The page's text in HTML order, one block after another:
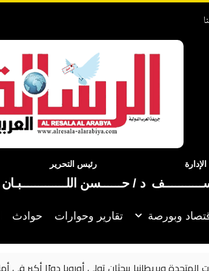
رئيس التحرير
د / حــــــسن اللـــــــــــــبـان
وبورصة تقارير وحوارات حوادث